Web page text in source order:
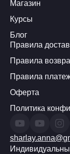
Магазин
Курсы
Блог
Правила
Правила
Правила
Оферта
Политика